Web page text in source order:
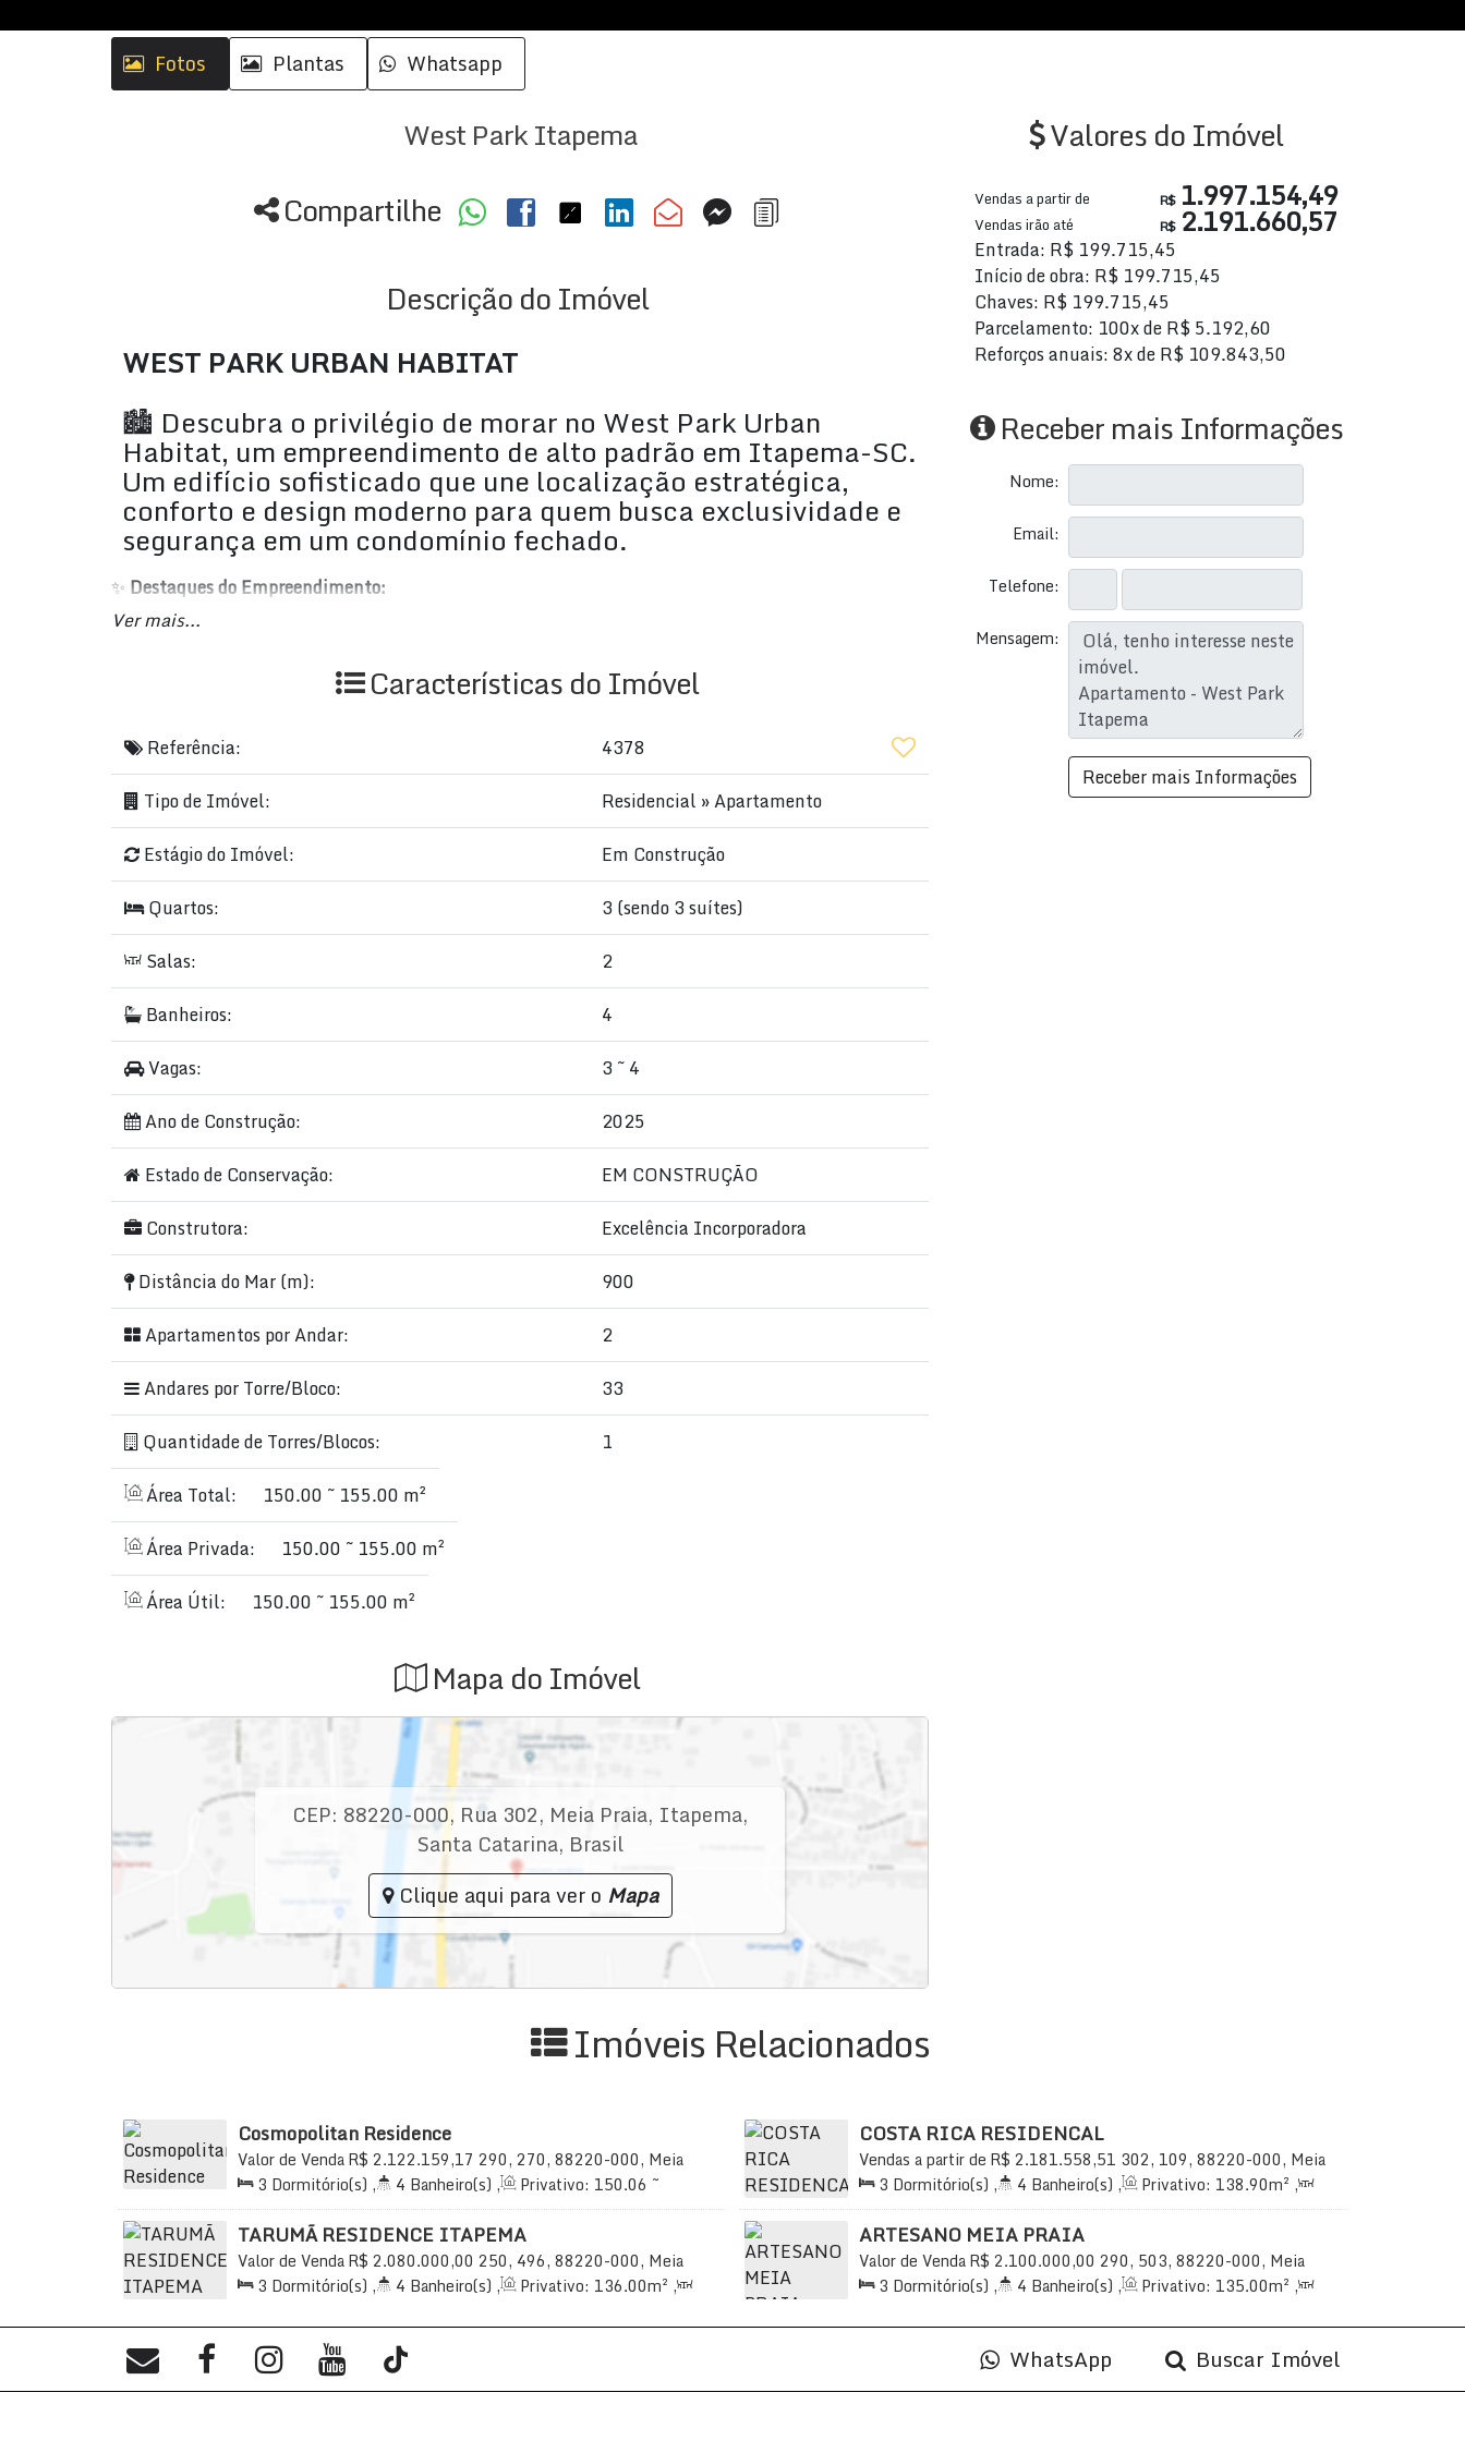
Fotos Plantas Whatsapp
West Park Itapema
Compartilhe
Descrição do Imóvel
WEST PARK URBAN HABITAT
🏙️ Descubra o privilégio de morar no West Park Urban
Habitat, um empreendimento de alto padrão em Itapema-SC.
Um edifício sofisticado que une localização estratégica,
conforto e design moderno para quem busca exclusividade e
segurança em um condomínio fechado.
✨ Destaques do Empreendimento:
Apartamentos com 3 suítes, 3 quartos e 4 banheiros
3 a 4 vagas de garagem
Cozinha e área de serviço
Aquecimento central
Decorado
Academia
Bicicletário
Churrasqueira
Piscina adulto
Piscina infantil
Hidromassagem
Quiosque gourmet
Lounge externo
Sala de jogos
Quadra poliesportiva
Funcional
Pet care
Playground
Brinquedoteca
Solarium
Bangalô lounge
Salão de festas
📍Endereço privilegiado:
Ver mais...
Características do Imóvel
Referência:
4378
Tipo de Imóvel:
Residencial »Apartamento
Estágio do Imóvel:
Em Construção
Quartos:
3 (sendo 3 suítes)
Salas:
2
Banheiros:
4
Vagas:
3 ~ 4
Ano de Construção:
2025
Estado de Conservação:
EM CONSTRUÇÃO
Construtora:
Excelência Incorporadora
Distância do Mar (m):
900
Apartamentos por Andar:
2
Andares por Torre/Bloco:
33
Quantidade de Torres/Blocos:
1
Área Total:
150.00 ~ 155.00 m²
Área Privada:
150.00 ~ 155.00 m²
Área Útil:
150.00 ~ 155.00 m²
Mapa do Imóvel
CEP: 88220-000, Rua 302, Meia Praia, Itapema,
Santa Catarina, Brasil
Clique aqui para ver o Mapa
Valores do Imóvel
R$1.997.154,49
Vendas a partir de
R$2.191.660,57
Vendas irão até
Entrada: R$ 199.715,45
Início de obra: R$ 199.715,45
Chaves: R$ 199.715,45
Parcelamento: 100x de R$ 5.192,60
Reforços anuais: 8x de R$ 109.843,50
Receber mais Informações
Nome:
Email:
Telefone:
Mensagem:
Imóveis Relacionados
Cosmopolitan Residence
R$ 2.122.159,17
Valor de Venda 290, 270, 88220-000, Meia
Praia, Itapema, Santa Catarina, Brasil
3 Dormitório(s) , 4 Banheiro(s) , Privativo: 150.06 ~
151.16m², 2 Sala(s), 3 Suíte(s), Total:245.00m², 2 ~
3 Vaga(s), Útil: 150.06~ 151.14m²
COSTA RICA RESIDENCAL
R$ 2.181.558,51
Vendas a partir de 302, 109, 88220-000, Meia
Praia, Itapema, Santa Catarina, Brasil
3 Dormitório(s) , 4 Banheiro(s) , Privativo: 138.90m² ,
2 Sala(s), 3 Suíte(s), Total:241.99~ 242.00m², 3
Vaga(s), Útil:138 .90m²
TARUMÃ RESIDENCE ITAPEMA
R$ 2.080.000,00
Valor de Venda 250, 496, 88220-000, Meia
Praia, Itapema, Santa Catarina, Brasil
3 Dormitório(s) , 4 Banheiro(s) , Privativo: 136.00m² ,
650mDistância do Mar, Útil:136.00m²
ARTESANO MEIA PRAIA
R$ 2.100.000,00
Valor de Venda 290, 503, 88220-000, Meia
Praia, Itapema, Santa Catarina, Brasil
3 Dormitório(s) , 4 Banheiro(s) , Privativo: 135.00m² ,
Útil:135.00m²
WhatsApp Buscar Imóvel